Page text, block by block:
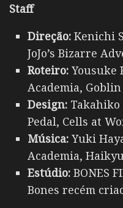
Staff
Direção: Kenichi
JoJo’s Bizarre
Roteiro: Yousuke
Academia,
Design: Takahiko
Pedal, Cells at
Música: Yuki
Academia,
Estúdio: BONES
Bones recém